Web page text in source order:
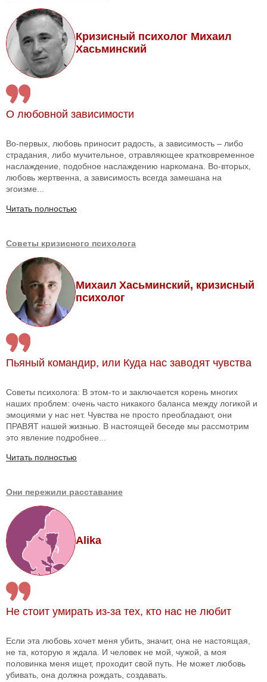
Кризисный психолог Михаил
Хасьминский
О любовной зависимости
Во-первых, любовь приносит радость, а зависимость – либо
страдания, либо мучительное, отравляющее кратковременное
наслаждение, подобное наслаждению наркомана. Во-вторых,
любовь жертвенна, а зависимость всегда замешана на
эгоизме...
Читать полностью
Советы кризисного психолога
Михаил Хасьминский, кризисный
психолог
Пьяный командир, или Куда нас заводят чувства
Советы психолога: В этом-то и заключается корень многих
наших проблем: очень часто никакого баланса между логикой и
эмоциями у нас нет. Чувства не просто преобладают, они
ПРАВЯТ нашей жизнью. В настоящей беседе мы рассмотрим
это явление подробнее...
Читать полностью
Они пережили расставание
Alika
Не стоит умирать из-за тех, кто нас не любит
Если эта любовь хочет меня убить, значит, она не настоящая,
не та, которую я ждала. И человек не мой, чужой, а моя
половинка меня ищет, проходит свой путь. Не может любовь
убивать, она должна рождать, создавать.